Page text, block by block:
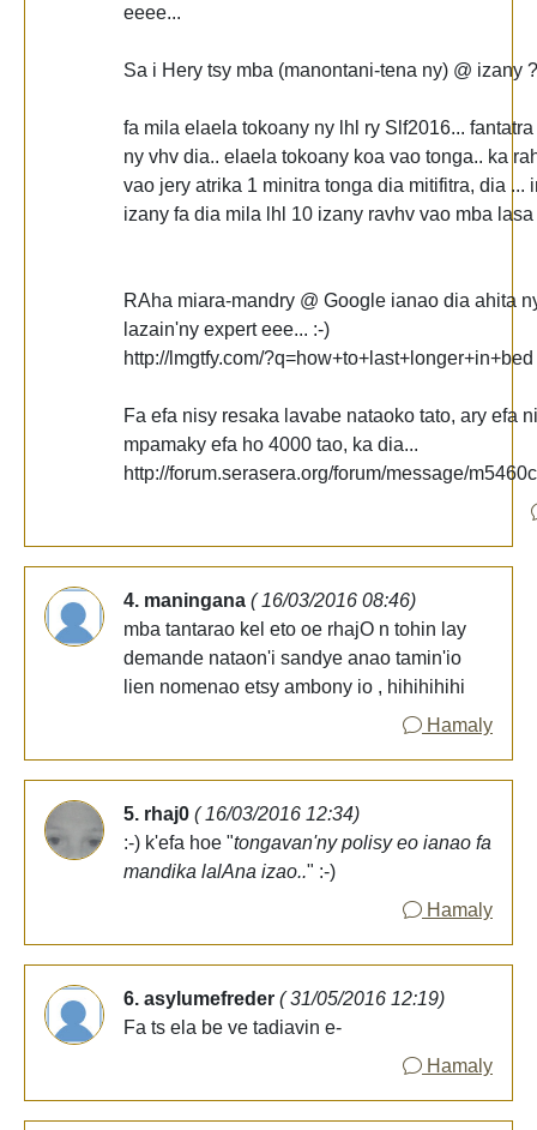
eeee...
Sa i Hery tsy mba (manontani-tena ny) @ izany
fa mila elaela tokoany ny lhl ry Slf2016...
ny vhv dia.. elaela tokoany koa vao tonga.. ka
vao jery atrika 1 minitra tonga dia mitifitra, dia ...
izany fa dia mila lhl 10 izany ravhv vao mba lasa
RAha miara-mandry @ Google ianao dia ahita
lazain'ny expert eee... :-)
http://lmgtfy.com/?q=how+to+last+longer+in+bed
Fa efa nisy resaka lavabe nataoko tato, ary efa
mpamaky efa ho 4000 tao, ka dia...
http://forum.serasera.org/forum/message/
4. maningana ( 16/03/2016 08:46)
mba tantarao kel eto oe rhajO n tohin lay
demande nataon'i sandye anao tamin'io
lien nomenao etsy ambony io , hihihihihi
Hamaly
5. rhaj0 ( 16/03/2016 12:34)
:-) k'efa hoe "tongavan'ny polisy eo ianao fa
mandika lalAna izao.." :-)
Hamaly
6. asylumefreder ( 31/05/2016 12:19)
Fa ts ela be ve tadiavin e-
Hamaly